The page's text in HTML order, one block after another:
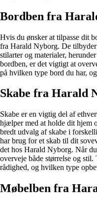
Bordben fra
Hvis du ønsker at tilpasse dit
fra Harald Nyborg. De
stilarter og materialer,
bordben, er det vigtigt at
på hvilken type bord du har,
Skabe fra Harald
Skabe er en vigtig del af
hjælper med at holde dit hjem
bredt udvalg af skabe i
har brug for et skab til dit
det hos Harald Nyborg. Når
overveje både størrelse og
rådighed, og hvilken type
Møbelben fra